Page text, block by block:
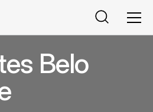
Pesquisar
Belo